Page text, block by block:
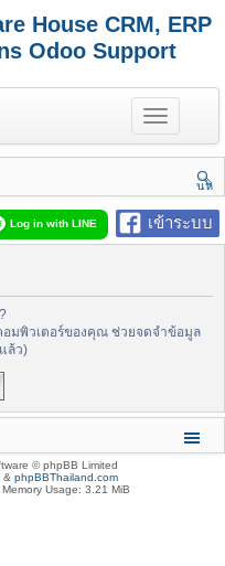
House CRM, ERP
Odoo Support
T
o
g
e
n
a
v
a
i
นห
า
เข้าระบบ
Log in with LINE
อมพิวเตอร์ของคุณ ช่วยจดจำข้อมูล
ล้ว)
© phpBB Limited
& phpBBThailand.com
Usage: 3.21 MiB